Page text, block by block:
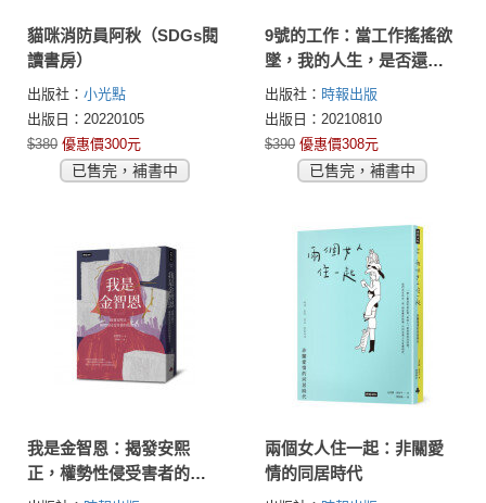
貓咪消防員阿秋（SDGs閱
讀書房）
出版社： 小光點
出版日：20220105
$380 優惠價300元
已售完，補書中
9號的工作：當工作搖搖欲
墜，我的人生，是否還有
突圍的可能？
出版社： 時報出版
出版日：20210810
$390 優惠價308元
已售完，補書中
我是金智恩：揭發安熙
正，權勢性侵受害者的劫
後重生
兩個女人住一起：非關愛
情的同居時代